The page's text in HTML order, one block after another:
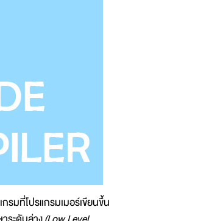
มที่โปรแกรมเมอร์เขียนขึ้น